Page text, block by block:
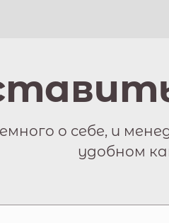
о себе, и
удобном